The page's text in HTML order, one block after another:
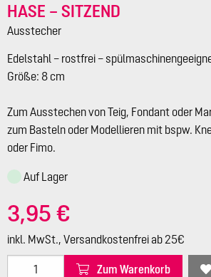
HASE – SITZEND
Ausstecher
Edelstahl – rostfrei –
Größe: 8 cm
Zum Ausstechen von Teig, Fondant oder
zum Basteln oder Modellieren mit bspw.
oder Fimo.
Auf Lager
3,95 €
inkl. MwSt., Versandkostenfrei ab 25€
Zum Warenkorb